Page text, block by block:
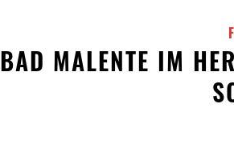
BAD MALENTE IM